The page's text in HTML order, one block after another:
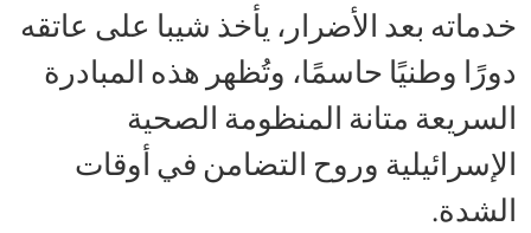
خدماته بعد الأضرار، يأخذ شيبا على عاتقه
دورًا وطنيًا حاسمًا، وتُظهر هذه المبادرة
السريعة متانة المنظومة الصحية
الإسرائيلية وروح التضامن في أوقات
الشدة.